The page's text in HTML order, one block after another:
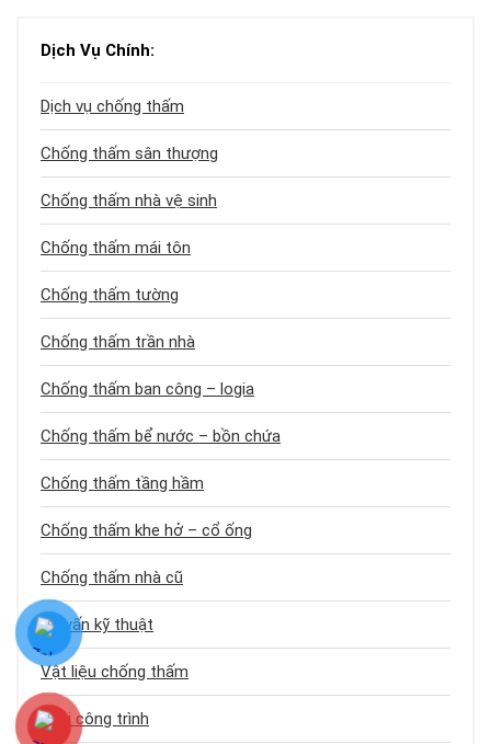
Dịch Vụ Chính:
Dịch vụ chống thấm
Chống thấm sân thượng
Chống thấm nhà vệ sinh
Chống thấm mái tôn
Chống thấm tường
Chống thấm trần nhà
Chống thấm ban công – logia
Chống thấm bể nước – bồn chứa
Chống thấm tầng hầm
Chống thấm khe hở – cổ ống
Chống thấm nhà cũ
Tư vấn kỹ thuật
Vật liệu chống thấm
Loại công trình